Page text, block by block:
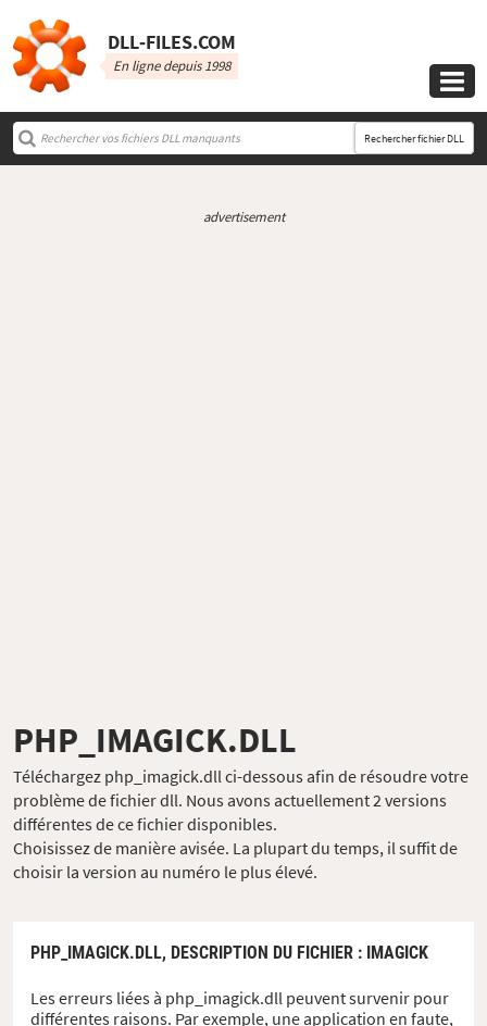
DLL‑FILES.COM
En ligne depuis 1998

Rechercher fichier DLL
advertisement
PHP_IMAGICK.DLL
Téléchargez php_imagick.dll ci-dessous afin de résoudre votre
problème de fichier dll. Nous avons actuellement 2 versions
différentes de ce fichier disponibles.
Choisissez de manière avisée. La plupart du temps, il suffit de
choisir la version au numéro le plus élevé.
PHP_IMAGICK.DLL, DESCRIPTION DU FICHIER : IMAGICK
Les erreurs liées à php_imagick.dll peuvent survenir pour
différentes raisons. Par exemple, une application en faute,